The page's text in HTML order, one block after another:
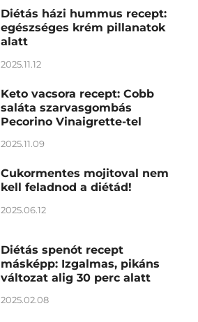
Diétás házi hummus recept:
egészséges krém pillanatok
alatt
2025.11.12
Keto vacsora recept: Cobb
saláta szarvasgombás
Pecorino Vinaigrette-tel
2025.11.09
Cukormentes mojitoval nem
kell feladnod a diétád!
2025.06.12
Diétás spenót recept
másképp: Izgalmas, pikáns
változat alig 30 perc alatt
2025.02.08